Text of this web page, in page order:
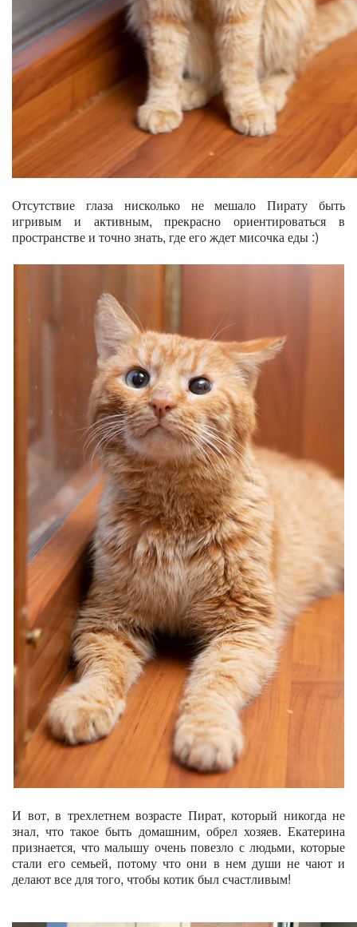
Отсутствие глаза нисколько не мешало Пирату быть
игривым и активным, прекрасно ориентироваться в
пространстве и точно знать, где его ждет мисочка еды :)
И вот, в трехлетнем возрасте Пират, который никогда не
знал, что такое быть домашним, обрел хозяев. Екатерина
признается, что малышу очень повезло с людьми, которые
стали его семьей, потому что они в нем души не чают и
делают все для того, чтобы котик был счастливым!